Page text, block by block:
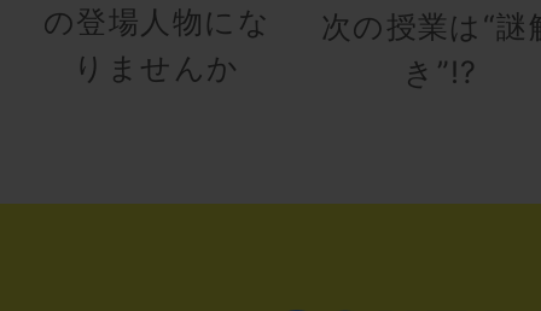
の登場人物にな
りませんか
次の授業は“謎
き”!?